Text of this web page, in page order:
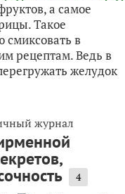
а самое
Такое
смиксовать в
рецептам. Ведь в
желудок
журнал
4